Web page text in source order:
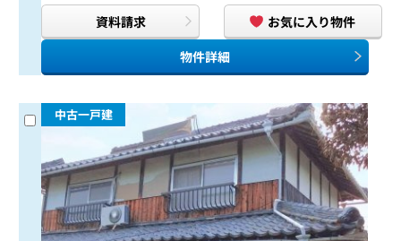
資料請求
お気に入り物件
物件詳細
中古一戸建